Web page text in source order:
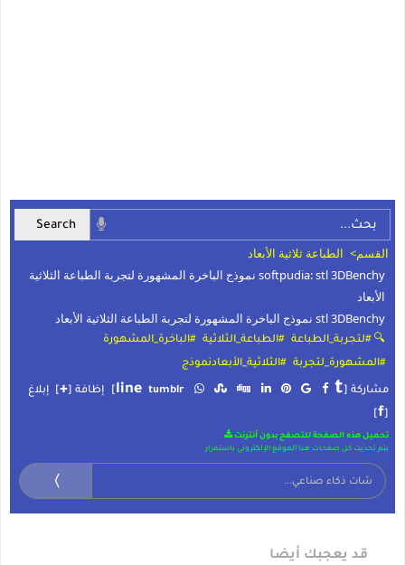
القسم> الطباعة ثلاثية الأبعاد
softpudia: stl 3DBenchy نموذج الباخرة المشهورة لتجربة الطباعة الثلاثية
الأبعاد
stl 3DBenchy نموذج الباخرة المشهورة لتجربة الطباعة الثلاثية الأبعاد
🔍 #لتجربة_الطباعة #الطباعة_الثلاثية
#الباخرة_المشهورة
#المشهورة_لتجربة
#الثلاثية_الأبعادنموذج
مشاركة [ line tumblr t
] إظافة [+
]
إبلاغ
[
f
]
تحميل هذه الصفحة للتصفح بدون أنترنت
يتم تحديث كل صفحات هذا الموقع الإلكتروني باستمرار
〉
قد يعجبك أيضا